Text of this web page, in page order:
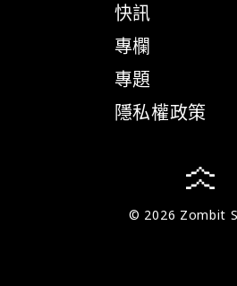
快訊
專欄
專題
隱私權政策
© 2026 Zombit